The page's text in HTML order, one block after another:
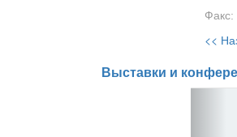
Факс:
<<
Выставки и